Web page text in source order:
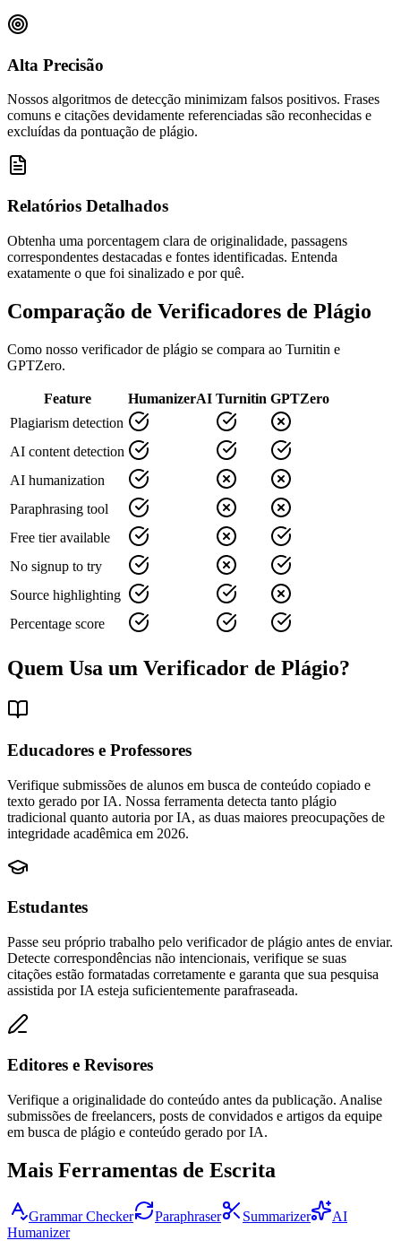
Alta Precisão
Nossos algoritmos de detecção minimizam falsos positivos. Frases
comuns e citações devidamente referenciadas são reconhecidas e
excluídas da pontuação de plágio.
Relatórios Detalhados
Obtenha uma porcentagem clara de originalidade, passagens
correspondentes destacadas e fontes identificadas. Entenda
exatamente o que foi sinalizado e por quê.
Comparação de Verificadores de Plágio
Como nosso verificador de plágio se compara ao Turnitin e
GPTZero.
Feature HumanizerAI Turnitin GPTZero
Plagiarism detection
AI content detection
AI humanization
Paraphrasing tool
Free tier available
No signup to try
Source highlighting
Percentage score
Quem Usa um Verificador de Plágio?
Educadores e Professores
Verifique submissões de alunos em busca de conteúdo copiado e
texto gerado por IA. Nossa ferramenta detecta tanto plágio
tradicional quanto autoria por IA, as duas maiores preocupações de
integridade acadêmica em 2026.
Estudantes
Passe seu próprio trabalho pelo verificador de plágio antes de enviar.
Detecte correspondências não intencionais, verifique se suas
citações estão formatadas corretamente e garanta que sua pesquisa
assistida por IA esteja suficientemente parafraseada.
Editores e Revisores
Verifique a originalidade do conteúdo antes da publicação. Analise
submissões de freelancers, posts de convidados e artigos da equipe
em busca de plágio e conteúdo gerado por IA.
Mais Ferramentas de Escrita
Grammar Checker Paraphraser Summarizer
AI
Humanizer